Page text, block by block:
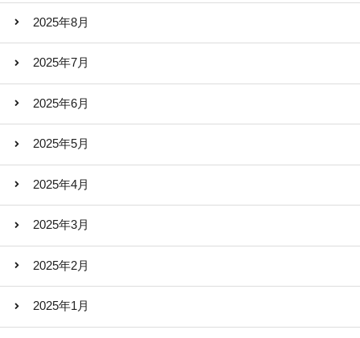
2025年8月
2025年7月
2025年6月
2025年5月
2025年4月
2025年3月
2025年2月
2025年1月